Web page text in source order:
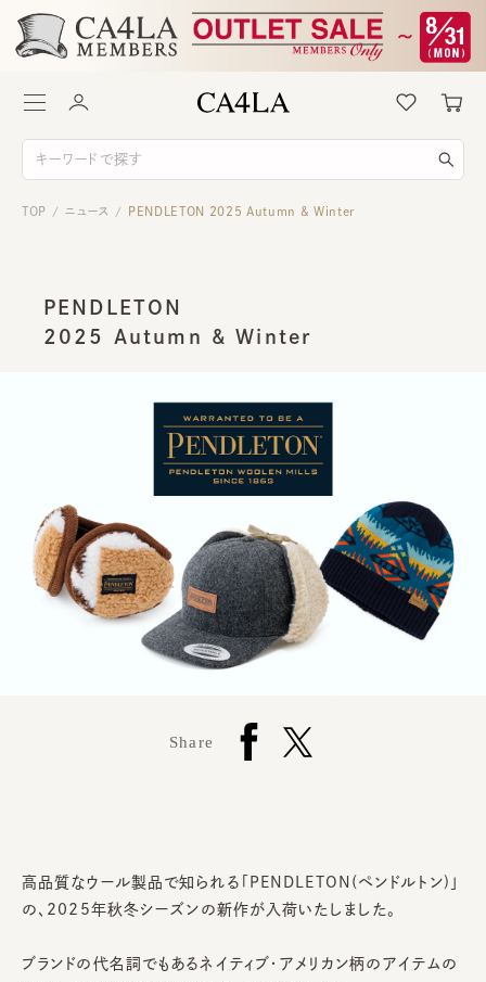
TOP / ニュース / PENDLETON 2025 Autumn & Winter
PENDLETON
2025 Autumn & Winter
Share
高品質なウール製品で知られる「PENDLETON(ペンドルトン)」
の、2025年秋冬シーズンの新作が入荷いたしました。
ブランドの代名詞でもあるネイティブ・アメリカン柄のアイテムの